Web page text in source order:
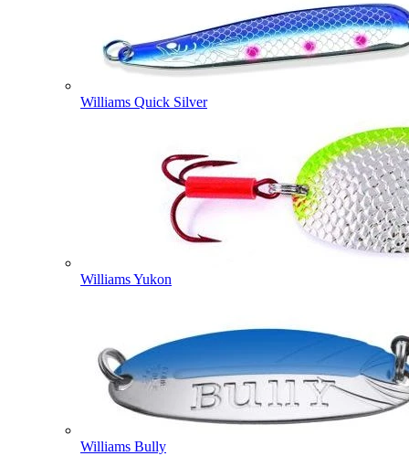
Williams Quick Silver
Williams Yukon
Williams Bully